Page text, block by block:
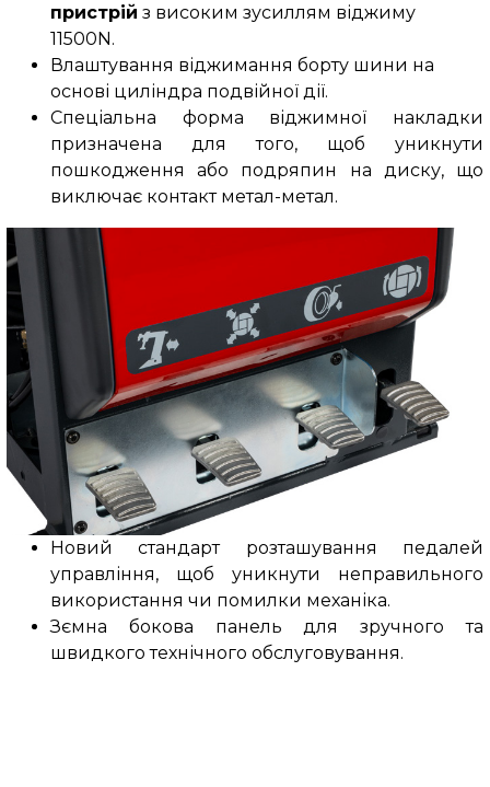
пристрій з високим зусиллям віджиму
11500N.
Влаштування віджимання борту шини на
основі циліндра подвійної дії.
Спеціальна форма віджимної накладки
призначена для того, щоб уникнути
пошкодження або подряпин на диску, що
виключає контакт метал-метал.
Новий стандарт розташування педалей
управління, щоб уникнути неправильного
використання чи помилки механіка.
Зємна бокова панель для зручного та
швидкого технічного обслуговування.